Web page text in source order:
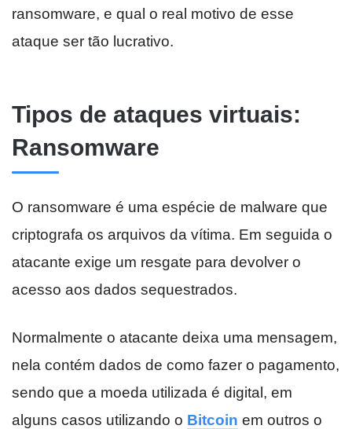
ransomware, e qual o real motivo de esse
ataque ser tão lucrativo.
Tipos de ataques virtuais:
Ransomware
O ransomware é uma espécie de malware que
criptografa os arquivos da vítima. Em seguida o
atacante exige um resgate para devolver o
acesso aos dados sequestrados.
Normalmente o atacante deixa uma mensagem,
nela contém dados de como fazer o pagamento,
sendo que a moeda utilizada é digital, em
alguns casos utilizando o Bitcoin em outros o